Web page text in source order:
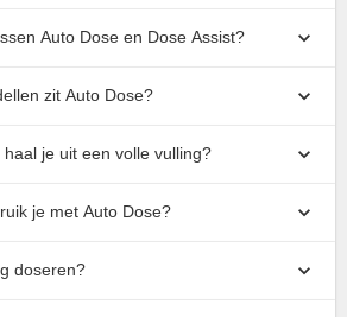
Auto Dose en Dose Assist?
zit Auto Dose?
je uit een volle vulling?
je met Auto Dose?
doseren?